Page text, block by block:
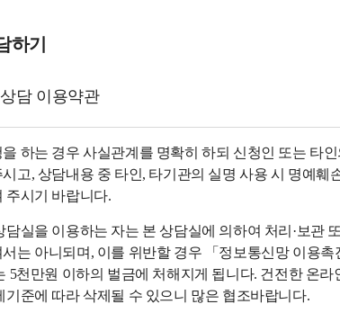
하기
담 이용약관
하는 경우 사실관계를 명확히 하되 신청인 또는 타
고, 상담내용 중 타인, 타기관의 실명 사용 시 명예
주시기 바랍니다.
담실을 이용하는 자는 본 상담실에 의하여 처리·보관
는 아니되며, 이를 위반할 경우 「정보통신망 이용
5천만원 이하의 벌금에 처해지게 됩니다. 건전한 온
기준에 따라 삭제될 수 있으니 많은 협조바랍니다.